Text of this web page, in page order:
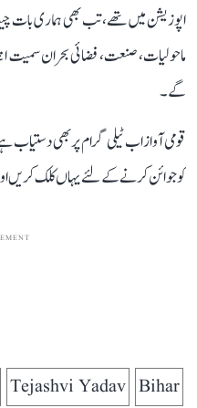
اپوزیشن میں تھے، تب بھی ہماری بات
ماحولیات، صنعت، فضائی بحران سمیت
گے۔
قومی آواز اب ٹیلی گرام پر بھی
کو جوائن کرنے کے لئے یہاں کلک کریں
Bihar
Tejashvi Yadav